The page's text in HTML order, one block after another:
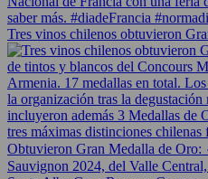
Tres vinos chilenos obtuvieron